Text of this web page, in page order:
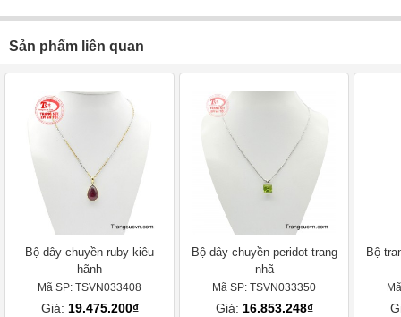
Sản phẩm liên quan
Bộ dây chuyền ruby kiêu
hãnh
Mã SP: TSVN033408
Giá: 19.475.200₫
Bộ dây chuyền peridot trang
nhã
Mã SP: TSVN033350
Giá: 16.853.248₫
Bộ